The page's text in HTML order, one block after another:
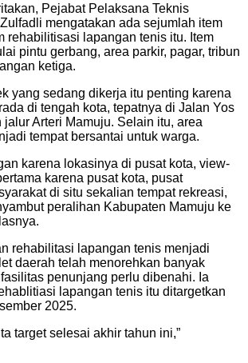
Pejabat Pelaksana Teknis
mengatakan ada sejumlah item
rehabilitisasi lapangan tenis itu. Item
pintu gerbang, area parkir, pagar, tribun
ketiga.
yang sedang dikerja itu penting karena
di tengah kota, tepatnya di Jalan Yos
jalur Arteri Mamuju. Selain itu, area
tempat bersantai untuk warga.
karena lokasinya di pusat kota, view-
karena pusat kota, pusat
di situ sekalian tempat rekreasi,
peralihan Kabupaten Mamuju ke
rehabilitasi lapangan tenis menjadi
daerah telah menorehkan banyak
penunjang perlu dibenahi. Ia
lapangan tenis itu ditargetkan
2025.
target selesai akhir tahun ini,”